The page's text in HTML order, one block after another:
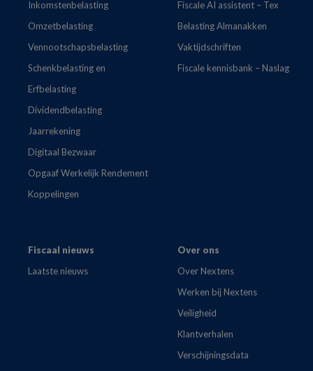
Inkomstenbelasting
Omzetbelasting
Vennootschapsbelasting
Schenkbelasting en
Erfbelasting
Dividendbelasting
Jaarrekening
Digitaal Bezwaar
Opgaaf Werkelijk Rendement
Koppelingen
Fiscale AI assistent – Tex
Belasting Almanakken
Vaktijdschriften
Fiscale kennisbank – Naslag
Fiscaal nieuws
Laatste nieuws
Over ons
Over Nextens
Werken bij Nextens
Veiligheid
Klantverhalen
Verschijningsdata